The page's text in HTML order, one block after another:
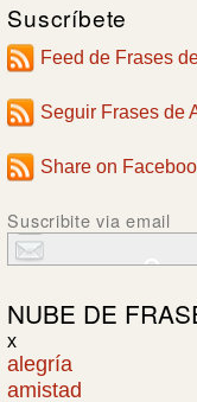
Suscríbete
Feed de Frases
Seguir Frases de
Share on
Suscribite via email
NUBE DE
x
alegría
amistad